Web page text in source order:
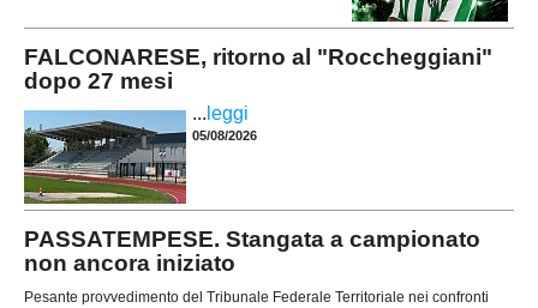
FALCONARESE, ritorno al "Roccheggiani"
dopo 27 mesi
... leggi
05/08/2026
PASSATEMPESE. Stangata a campionato
non ancora iniziato
Pesante provvedimento del Tribunale Federale Territoriale nei confronti